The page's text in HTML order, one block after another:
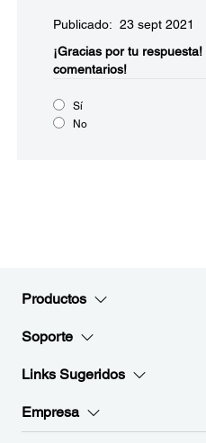
Publicado: 23 sept 2021
¡Gracias por tu respuesta!
comentarios!
Sí
No
Productos
Soporte
Links Sugeridos
Empresa